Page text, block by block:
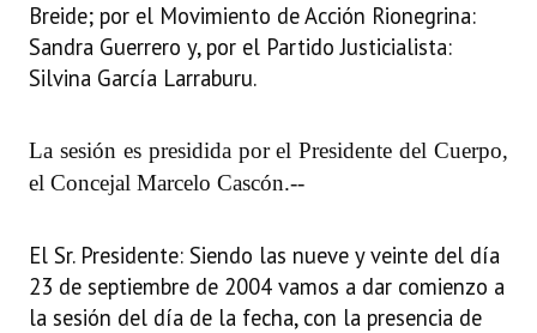
Proyectos Presentados
Dictámenes Asesoría Letrada
Informes de Unidad Coordinadora
Actas de Audiencias Públicas
NORMATIVA
Breide; por el Movimiento de Acción Rionegrina:
Sandra Guerrero y, por el Partido Justicialista:
Silvina García Larraburu.
La sesión es presidida por el Presidente del Cuerpo,
el Concejal Marcelo Cascón.--
El Sr. Presidente: Siendo las nueve y veinte del día
23 de septiembre de 2004 vamos a dar comienzo a
la sesión del día de la fecha, con la presencia de